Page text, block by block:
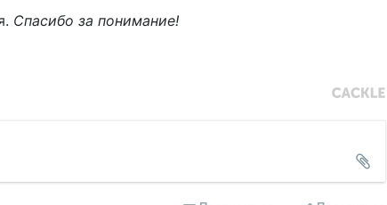
Спасибо за понимание!